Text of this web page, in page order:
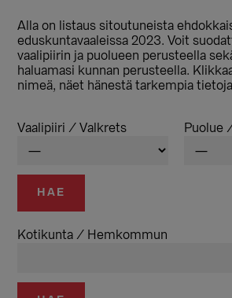
Alla on listaus sitoutuneista
eduskuntavaaleissa 2023. Voit
vaalipiirin ja puolueen perusteella
haluamasi kunnan perusteella.
nimeä, näet hänestä tarkempia
Vaalipiiri / Valkrets Puolue
Kotikunta / Hemkommun